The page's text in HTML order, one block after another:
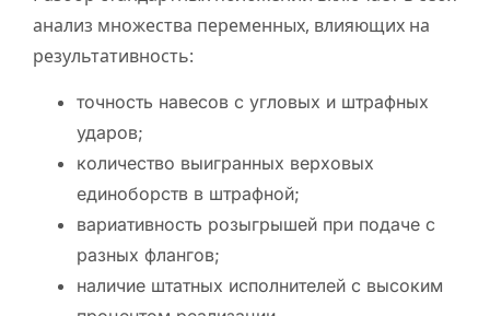
анализ множества переменных, влияющих на
результативность:
точность навесов с угловых и штрафных
ударов;
количество выигранных верховых
единоборств в штрафной;
вариативность розыгрышей при подаче с
разных флангов;
наличие штатных исполнителей с высоким